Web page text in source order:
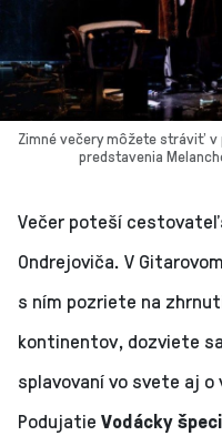
Zimné večery môžete stráviť
predstavenia
Večer poteší
Ondrejoviča. V
s ním pozriete na
kontinentov, dozviete
splavovaní vo svete aj
Podujatie Vodácky